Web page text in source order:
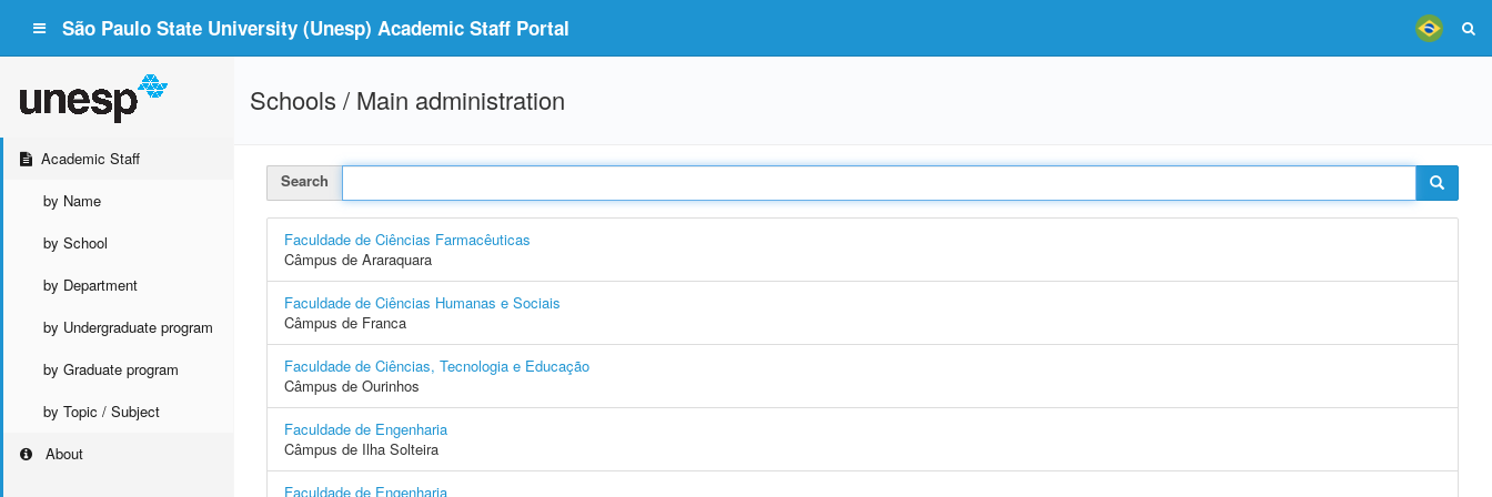
São Paulo State University (Unesp) Academic Staff Portal
Academic Staff
by Name
by School
by Department
by Undergraduate program
by Graduate program
by Topic / Subject
About
Schools / Main administration
Search
Faculdade de Ciências Farmacêuticas
Câmpus de Araraquara
Faculdade de Ciências Humanas e Sociais
Câmpus de Franca
Faculdade de Ciências, Tecnologia e Educação
Câmpus de Ourinhos
Faculdade de Engenharia
Câmpus de Ilha Solteira
Faculdade de Engenharia